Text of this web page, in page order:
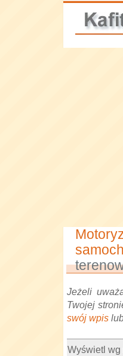
Jeżeli
Twojej
swój wpis
Wyświetl